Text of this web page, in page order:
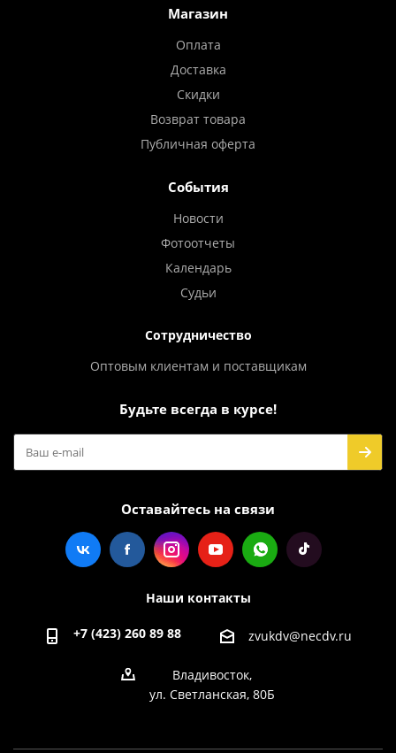
Магазин
Оплата
Доставка
Скидки
Возврат товара
Публичная оферта
События
Новости
Фотоотчеты
Календарь
Судьи
Сотрудничество
Оптовым клиентам и поставщикам
Будьте всегда в курсе!
Оставайтесь на связи
Наши контакты
+7 (423) 260 89 88 zvukdv@necdv.ru
Владивосток,
ул. Светланская, 80Б